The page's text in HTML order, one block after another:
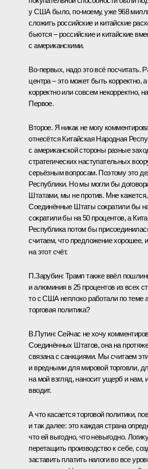
у США было, по-моему, уже 968
сложить российские и китайские
бьются – российские и китайские
с американскими.
Во-первых, надо это всё посчитать.
центра – это может быть корректно,
корректно или совсем некорректно,
Первое.
Второе. Я никак не могу
отнесётся Китайская Народная
с американской стороны разные
стратегических наступательных
серьёзным вопросам. Поэтому это
Республики. Но мы могли бы
Штатами, мы не против. Мне
Соединённые Штаты сократили бы
сократили бы на 50 процентов, а
Республика потом бы
считаем, что предложение хорошее,
на этот счёт.
П.Зарубин: Трамп также ввёл
и алюминия в 25 процентов из всех
то с США неплохо работали по теме
торговая политика?
В.Путин: Сейчас не хочу
Соединённых Штатов, она на
связана с санкциями. Мы считаем
и вредными для мировой торговли,
на мой взгляд, наносит ущерб и нам,
вводит.
А что касается торговой политики,
и так далее: это каждая страна
что ей выгодно, что невыгодно.
перетащить производство к себе,
заставить платить налоги во все